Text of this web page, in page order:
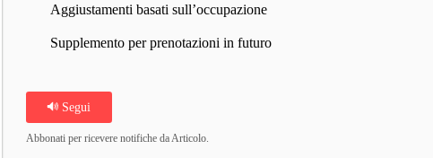
Aggiustamenti basati sull’occupazione
Supplemento per prenotazioni in futuro
Segui
Abbonati per ricevere notifiche da Articolo.